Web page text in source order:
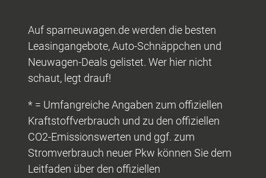
Auf sparneuwagen.de werden die besten
Leasingangebote, Auto-Schnäppchen und
Neuwagen-Deals gelistet. Wer hier nicht
schaut, legt drauf!
* = Umfangreiche Angaben zum offiziellen
Kraftstoffverbrauch und zu den offiziellen
CO2-Emissionswerten und ggf. zum
Stromverbrauch neuer Pkw können Sie dem
Leitfaden über den offiziellen